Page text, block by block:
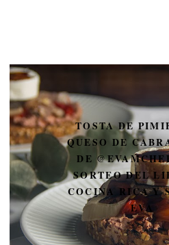
TOSTA DE
QUESO DE
DE
SORTEO DEL
COCINA RICA Y
EVA